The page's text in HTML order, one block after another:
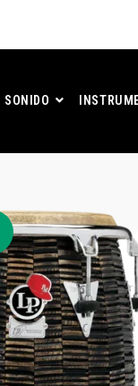
SONIDO